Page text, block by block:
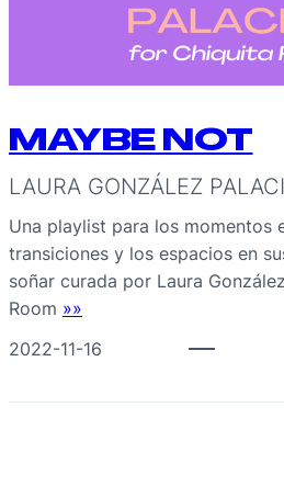
MAYBE NOT
LAURA GONZÁLEZ
Una playlist para los momentos
transiciones y los espacios en
soñar curada por Laura
Room »»
2022-11-16